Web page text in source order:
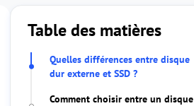
Table des matières
Quelles différences entre disque
dur externe et SSD ?
Comment choisir entre un disque